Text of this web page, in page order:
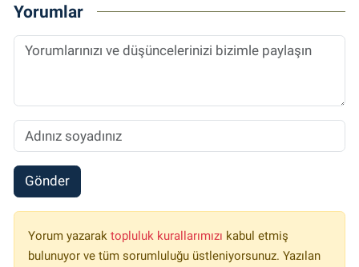
Yorumlar
Gönder
Yorum yazarak topluluk kurallarımızı kabul etmiş
bulunuyor ve tüm sorumluluğu üstleniyorsunuz. Yazılan